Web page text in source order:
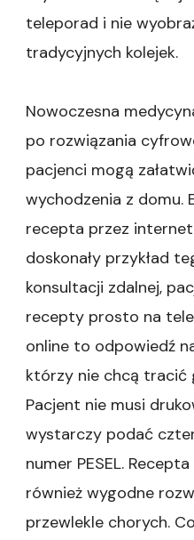
teleporad i nie
tradycyjnych kolejek.
Nowoczesna
po rozwiązania
pacjenci mogą
wychodzenia z domu.
recepta przez
doskonały przykład
konsultacji zdalnej,
recepty prosto na
online to odpowiedź
którzy nie chcą tracić
Pacjent nie musi
wystarczy podać
numer PESEL.
również wygodne
przewlekle chorych.